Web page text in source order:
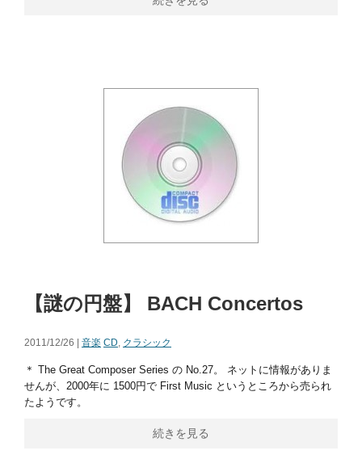
【謎の円盤】 BACH Concertos
2011/12/26 | 音楽 CD, クラシック
＊ The Great Composer Series の No.27。 ネットに情報がありま
せんが、2000年に 1500円で First Music というところから売られ
たようです。
続きを見る